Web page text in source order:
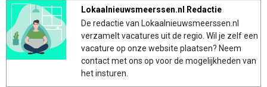
Lokaalnieuwsmeerssen.nl Redactie
De redactie van Lokaalnieuwsmeerssen.nl
verzamelt vacatures uit de regio. Wil je zelf een
vacature op onze website plaatsen? Neem
contact met ons op voor de mogelijkheden van
het insturen.